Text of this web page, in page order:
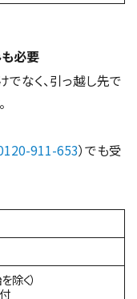
必要
なく、引っ越し先で
911-653）でも受
除く）